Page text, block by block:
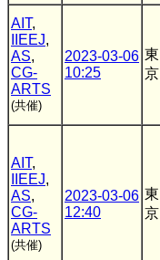
AIT,
IIEEJ,
AS,
CG-
ARTS
(共催)
2023-03-06
10:25
東
京
AIT,
IIEEJ,
AS,
CG-
ARTS
(共催)
2023-03-06
12:40
東
京